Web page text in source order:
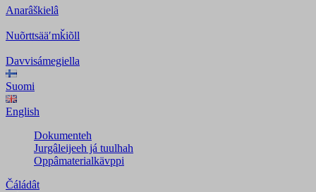
Anarâškielâ
Nuõrttsääʹmǩiõll
Davvisámegiella
Suomi
English
Dokumenteh
Jurgâleijeeh já tuulhah
Oppâmaterialkävppi
Čáládât